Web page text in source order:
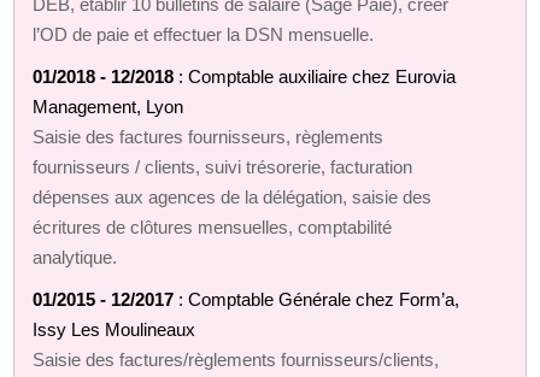
l’OD de paie et effectuer la DSN mensuelle.
01/2018 - 12/2018 : Comptable auxiliaire chez Eurovia
Management, Lyon
Saisie des factures fournisseurs, règlements
fournisseurs / clients, suivi trésorerie, facturation
dépenses aux agences de la délégation, saisie des
écritures de clôtures mensuelles, comptabilité
analytique.
01/2015 - 12/2017 : Comptable Générale chez Form’a,
Issy Les Moulineaux
Saisie des factures/règlements fournisseurs/clients,